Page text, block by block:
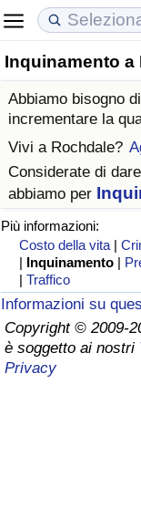
Inquinamento a
Abbiamo bisogno
incrementare la
Vivi a Rochdale?
Considerate di
abbiamo per
Più informazioni:
Costo della vita |
| Inquinamento |
|Traffico
Informazioni su
Copyright © 2009-
è soggetto ai nostri
Privacy
Costo della vita
Indice Del Costo
Indice Del Costo
Indice del Costo
ad Aqaba
Prezzi degli
Indice del Prezzo
Indice del Prezzo
Indice del
Qualità della Vita
Indice della
Indice della
Indice della
Criminalità
Indice del Tasso
Indice della